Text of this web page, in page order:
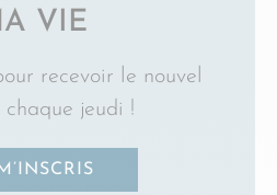
VIE
recevoir le nouvel
chaque jeudi !